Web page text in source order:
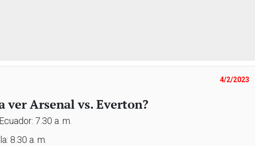
4/2/2023
ver Arsenal vs. Everton?
7.30 a. m.
8.30 a. m.